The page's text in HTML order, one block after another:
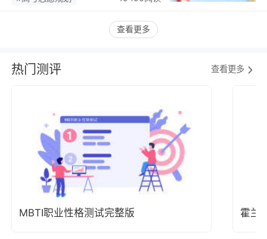
查看更多
热门测评 查看更多
MBTI职业性格测试完整版 霍兰